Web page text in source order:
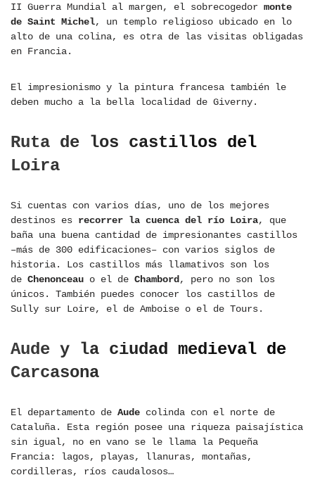
II Guerra Mundial al margen, el sobrecogedor monte
de Saint Michel, un templo religioso ubicado en lo
alto de una colina, es otra de las visitas obligadas
en Francia.
El impresionismo y la pintura francesa también le
deben mucho a la bella localidad de Giverny.
Ruta de los castillos del
Loira
Si cuentas con varios días, uno de los mejores
destinos es recorrer la cuenca del río Loira, que
baña una buena cantidad de impresionantes castillos
–más de 300 edificaciones– con varios siglos de
historia. Los castillos más llamativos son los
de Chenonceau o el de Chambord, pero no son los
únicos. También puedes conocer los castillos de
Sully sur Loire, el de Amboise o el de Tours.
Aude y la ciudad medieval de
Carcasona
El departamento de Aude colinda con el norte de
Cataluña. Esta región posee una riqueza paisajística
sin igual, no en vano se le llama la Pequeña
Francia: lagos, playas, llanuras, montañas,
cordilleras, ríos caudalosos…